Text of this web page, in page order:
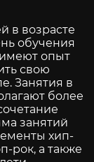
в возрасте
обучения
опыт
свою
Занятия в
более
занятий
хип-
рок, а также